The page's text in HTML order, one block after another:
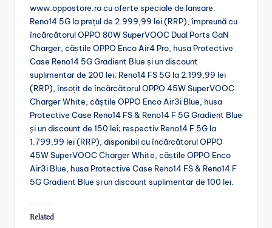
www.oppostore.ro cu oferte speciale de lansare:
Reno14 5G la prețul de 2.999,99 lei (RRP), împreună cu
încărcătorul OPPO 80W SuperVOOC Dual Ports GaN
Charger, căștile OPPO Enco Air4 Pro, husa Protective
Case Reno14 5G Gradient Blue și un discount
suplimentar de 200 lei; Reno14 FS 5G la 2.199,99 lei
(RRP), însoțit de încărcătorul OPPO 45W SuperVOOC
Charger White, căștile OPPO Enco Air3i Blue, husa
Protective Case Reno14 FS & Reno14 F 5G Gradient Blue
și un discount de 150 lei; respectiv Reno14 F 5G la
1.799,99 lei (RRP), disponibil cu încărcătorul OPPO
45W SuperVOOC Charger White, căștile OPPO Enco
Air3i Blue, husa Protective Case Reno14 FS & Reno14 F
5G Gradient Blue și un discount suplimentar de 100 lei.
Related